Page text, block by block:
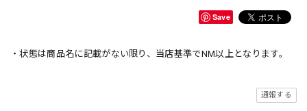
Save
・状態は商品名に記載がない限り、当店基準でNM以上となります。
通報する